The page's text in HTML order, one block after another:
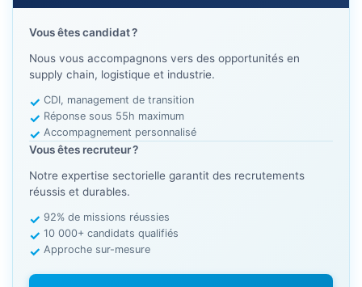
Vous êtes candidat ?
Nous vous accompagnons vers des opportunités en
supply chain, logistique et industrie.
CDI, management de transition
Réponse sous 55h maximum
Accompagnement personnalisé
Vous êtes recruteur ?
Notre expertise sectorielle garantit des recrutements
réussis et durables.
92% de missions réussies
10 000+ candidats qualifiés
Approche sur-mesure